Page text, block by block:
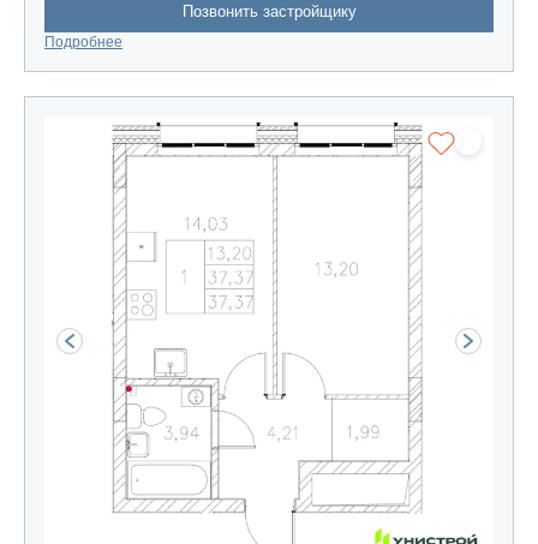
Позвонить застройщику
Подробнее